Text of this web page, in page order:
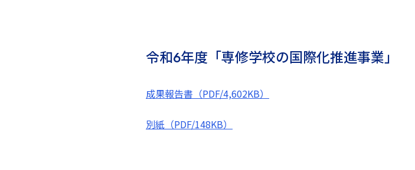
令和6年度「専修学校の国際化推進事業」
成果報告書（PDF/4,602KB）
別紙（PDF/148KB）